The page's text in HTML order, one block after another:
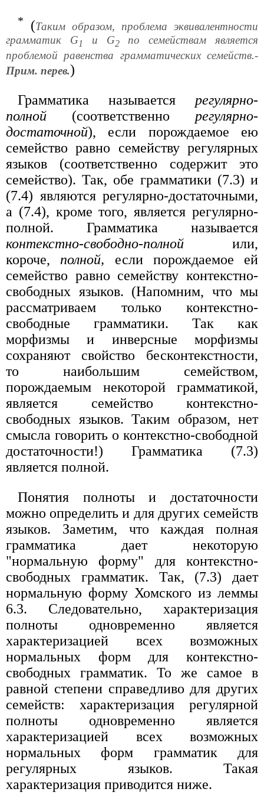
* (Таким образом, проблема эквивалентности
грамматик G1 и G2по семействам является
проблемой равенства грамматических семейств.-
Прим. перев.)
Грамматика называется регулярно-
полной (соответственно регулярно-
достаточной), если порождаемое ею
семейство равно семейству регулярных
языков (соответственно содержит это
семейство). Так, обе грамматики (7.3) и
(7.4) являются регулярно-достаточными,
а (7.4), кроме того, является регулярно-
полной. Грамматика называется
контекстно-свободно-полной или,
короче, полной, если порождаемое ей
семейство равно семейству контекстно-
свободных языков. (Напомним, что мы
рассматриваем только контекстно-
свободные грамматики. Так как
морфизмы и инверсные морфизмы
сохраняют свойство бесконтекстности,
то наибольшим семейством,
порождаемым некоторой грамматикой,
является семейство контекстно-
свободных языков. Таким образом, нет
смысла говорить о контекстно-свободной
достаточности!) Грамматика (7.3)
является полной.
Понятия полноты и достаточности
можно определить и для других семейств
языков. Заметим, что каждая полная
грамматика дает некоторую
"нормальную форму" для контекстно-
свободных грамматик. Так, (7.3) дает
нормальную форму Хомского из леммы
6.3. Следовательно, характеризация
полноты одновременно является
характеризацией всех возможных
нормальных форм для контекстно-
свободных грамматик. То же самое в
равной степени справедливо для других
семейств: характеризация регулярной
полноты одновременно является
характеризацией всех возможных
нормальных форм грамматик для
регулярных языков. Такая
характеризация приводится ниже.